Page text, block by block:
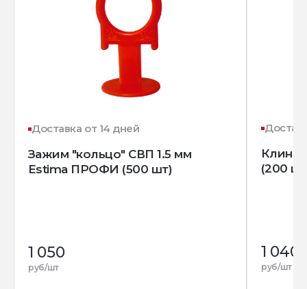
Доставка от 14 дней
Зажим "кольцо" СВП 1.5 мм
Estima ПРОФИ (500 шт)
1 050
руб/шт
Клин
(200
1 040
руб/шт